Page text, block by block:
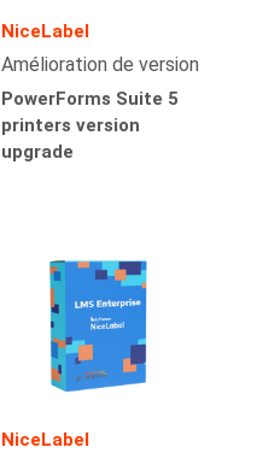
NiceLabel
Amélioration de version
PowerForms Suite 5
printers version
upgrade
NiceLabel